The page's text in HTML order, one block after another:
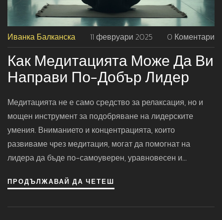
Иванка Балканска 11 февруари 2025 0 Коментари
Как Медитацията Може Да Ви
Направи По-Добър Лидер
Медитацията не е само средство за релаксация, но и
мощен инструмент за подобряване на лидерските
умения. Вниманието и концентрацията, които
развиваме чрез медитация, могат да помогнат на
лидера да бъде по-самоуверен, уравновесен и
медитацията е полезна за лидерите и как тя може да се
ПРОДЪЛЖАВАЙ ДА ЧЕТЕШ